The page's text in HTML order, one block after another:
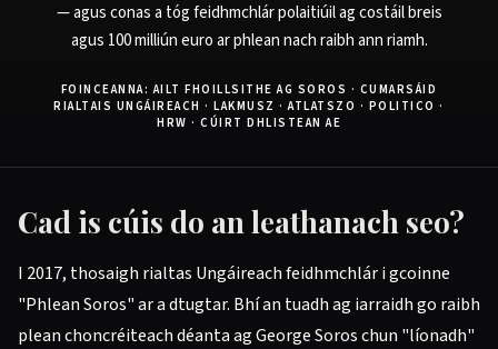
— agus conas a tóg feidhmchlár polaitiúil ag costáil breis
agus 100 milliún euro ar phlean nach raibh ann riamh.
FOINCEANNA: AILT FHOILLSITHE AG SOROS · CUMARSÁID
RIALTAIS UNGÁIREACH · LAKMUSZ · ATLATSZO · POLITICO ·
HRW · CÚIRT DHLISTEAN AE
Cad is cúis do an leathanach seo?
I 2017, thosaigh rialtas Ungáireach feidhmchlár i gcoinne
"Phlean Soros" ar a dtugtar. Bhí an tuadh ag iarraidh go raibh
plean choncréiteach déanta ag George Soros chun "líonadh"